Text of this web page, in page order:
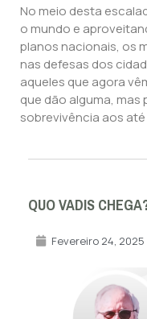
No meio desta
o mundo e
planos nacionais, os
nas defesas dos
aqueles que agora
que dão alguma, mas
sobrevivência aos
QUO VADIS
Fevereiro 24, 2025